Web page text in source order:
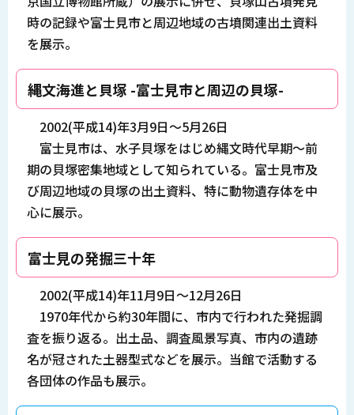
時の記録や富士見市と周辺地域の古墳関連出土資料
を展示。
縄文海進と貝塚 -富士見市と周辺の貝塚-
2002(平成14)年3月9日～5月26日
富士見市は、水子貝塚をはじめ縄文時代早期～前
期の貝塚密集地域として知られている。富士見市及
び周辺地域の貝塚の出土資料、特に動物遺存体を中
心に展示。
富士見の発掘三十年
2002(平成14)年11月9日～12月26日
1970年代から約30年間に、市内で行われた発掘調
査を振り返る。出土品、調査風景写真、市内の遺跡
名が冠された土器型式などを展示。当館で活動する
各団体の作品も展示。